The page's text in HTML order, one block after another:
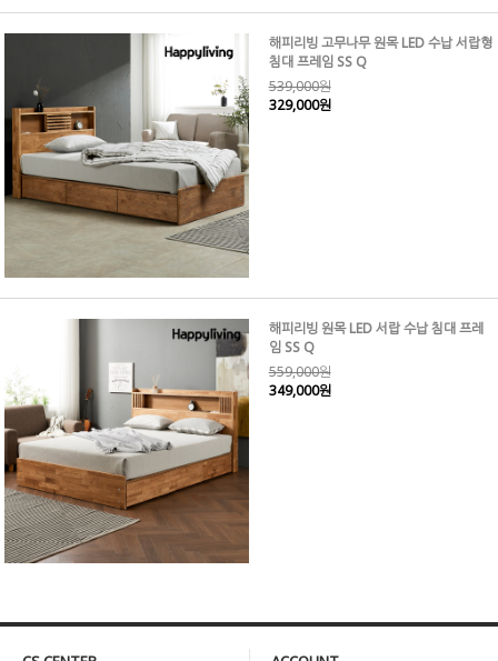
해피리빙 고무나무 원목 LED 수납 서랍형
침대 프레임 SS Q
539,000원
329,000원
해피리빙 원목 LED 서랍 수납 침대 프레
임 SS Q
559,000원
349,000원